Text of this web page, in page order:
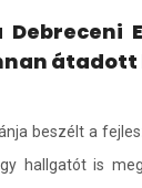
beszélt a
hallgatót is